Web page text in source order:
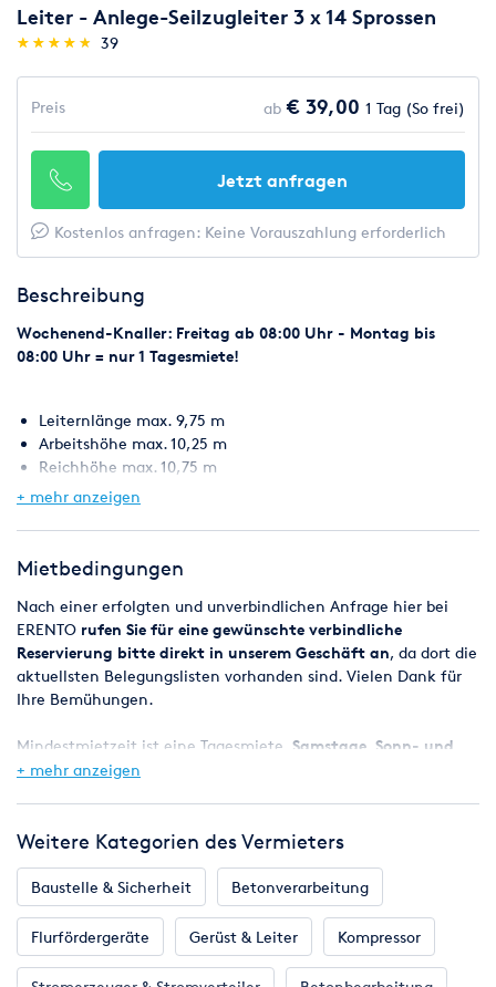
Leiter - Anlege-Seilzugleiter 3 x 14 Sprossen
(*)
★
★
(*)★
★
(*) ★
★
(*) ★
★
(*) ★
★ 39
Preis ab € 39,00 1 Tag (So frei)
Jetzt anfragen
Kostenlos anfragen: Keine Vorauszahlung erforderlich
Beschreibung
Wochenend-Knaller: Freitag ab 08:00 Uhr - Montag bis
08:00 Uhr = nur 1 Tagesmiete!
Leiternlänge max. 9,75 m
Arbeitshöhe max. 10,25 m
Reichhöhe max. 10,75 m
Gewicht 33 kg
+ mehr anzeigen
Mietbedingungen
Nach einer erfolgten und unverbindlichen Anfrage hier bei
ERENTO rufen Sie für eine gewünschte verbindliche
Reservierung bitte direkt in unserem Geschäft an, da dort die
aktuellsten Belegungslisten vorhanden sind. Vielen Dank für
Ihre Bemühungen.
Mindestmietzeit ist eine Tagesmiete, Samstage, Sonn- und
Feiertage sind mietfrei
Bei Reservierungen werden die Geräte in der Regel ab 8.00 Uhr
Werktag um 8.00 Uhr.
Eine Verfügbarkeitsgarantie kann jedoch nicht zugesagt
werden, da es vorkommen kann, dass zugesagte Maschinen
z.B. durch einen Defekt kurzfristig nicht zur Verfügung stehen.
+ mehr anzeigen
Weitere Kategorien des Vermieters
Baustelle & Sicherheit Betonverarbeitung
Flurfördergeräte Gerüst & Leiter Kompressor